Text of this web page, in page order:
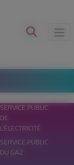
SERVICE PUBLIC
DE
L'ÉLECTRICITÉ
SERVICE PUBLIC
DU GAZ